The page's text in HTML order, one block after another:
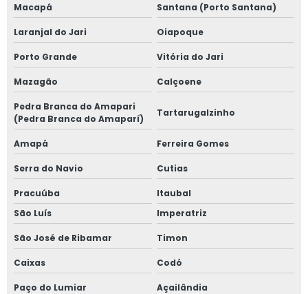
Macapá
Santana (Porto Santana)
Laranjal do Jari Oiapoque
Porto Grande Vitória do Jari
Mazagão Calçoene
Pedra Branca do Amapari
(Pedra Branca do Amaparí)
Tartarugalzinho
Amapá Ferreira Gomes
Serra do Navio Cutias
Pracuúba
Itaubal
São Luís
Imperatriz
São José de Ribamar Timon
Caixas Codó
Paço do Lumiar Açailândia